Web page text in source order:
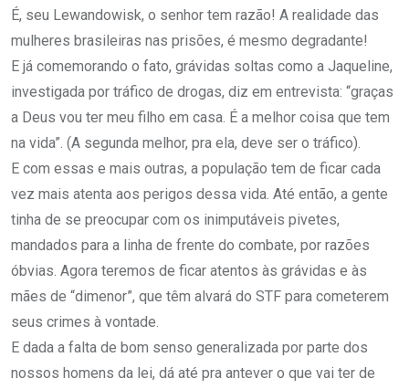
É, seu Lewandowisk, o senhor tem razão! A realidade das
mulheres brasileiras nas prisões, é mesmo degradante!
E já comemorando o fato, grávidas soltas como a Jaqueline,
investigada por tráfico de drogas, diz em entrevista: “graças
a Deus vou ter meu filho em casa. É a melhor coisa que tem
na vida”. (A segunda melhor, pra ela, deve ser o tráfico).
E com essas e mais outras, a população tem de ficar cada
vez mais atenta aos perigos dessa vida. Até então, a gente
tinha de se preocupar com os inimputáveis pivetes,
mandados para a linha de frente do combate, por razões
óbvias. Agora teremos de ficar atentos às grávidas e às
mães de “dimenor”, que têm alvará do STF para cometerem
seus crimes à vontade.
E dada a falta de bom senso generalizada por parte dos
nossos homens da lei, dá até pra antever o que vai ter de